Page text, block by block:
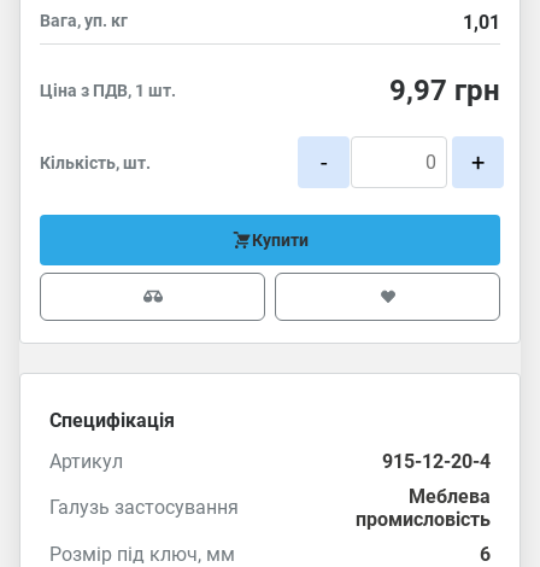
Вага, уп. кг 1,01
Ціна з ПДВ, 1 шт. 9,97 грн
Кількість, шт. - +
Купити
Специфікація
Артикул
915-12-20-4
Галузь застосування
Меблева
промисловість
Розмір під ключ, мм
6